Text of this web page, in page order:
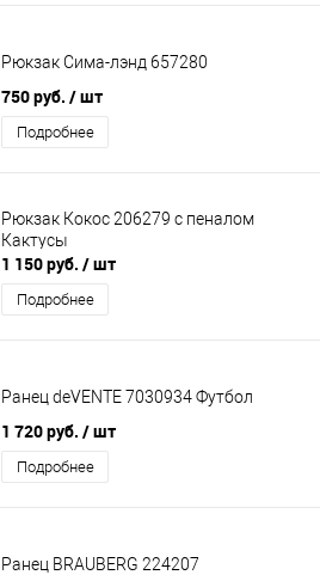
Рюкзак Сима-лэнд 657280
750 руб. / шт
Подробнее
Рюкзак Кокос 206279 с пеналом
Кактусы
1 150 руб. / шт
Подробнее
Ранец deVENTE 7030934 Футбол
1 720 руб. / шт
Подробнее
Ранец BRAUBERG 224207